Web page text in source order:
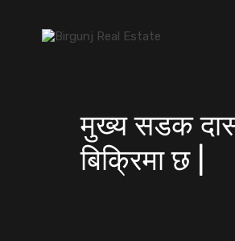
मुख्य सडक दास
बिक्रिमा छ |